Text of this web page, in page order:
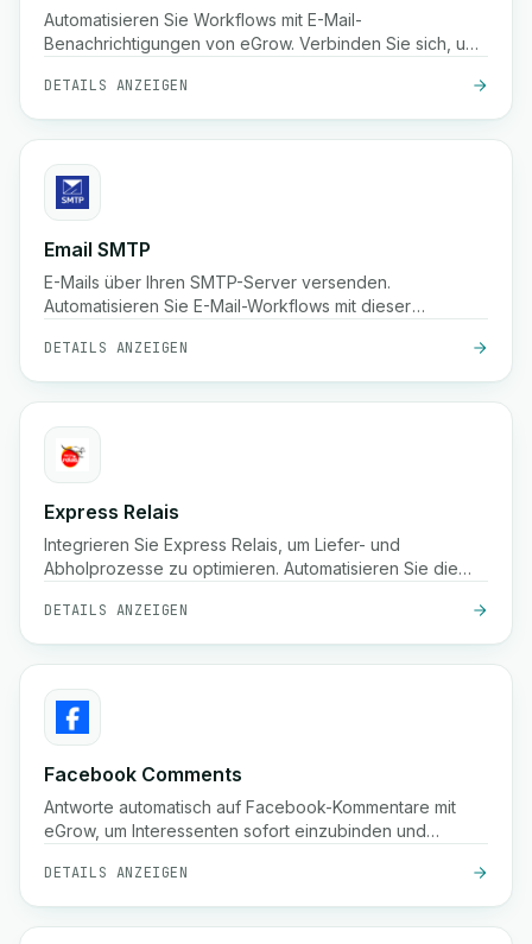
Automatisieren Sie Workflows mit E-Mail-
Benachrichtigungen von eGrow. Verbinden Sie sich, um
basierend auf Auslösern zu versenden.
DETAILS ANZEIGEN
Email SMTP
E-Mails über Ihren SMTP-Server versenden.
Automatisieren Sie E-Mail-Workflows mit dieser
DETAILS ANZEIGEN
Express Relais
Integrieren Sie Express Relais, um Liefer- und
Abholprozesse zu optimieren. Automatisieren Sie die
DETAILS ANZEIGEN
Facebook Comments
Antworte automatisch auf Facebook-Kommentare mit
eGrow, um Interessenten sofort einzubinden und
DETAILS ANZEIGEN